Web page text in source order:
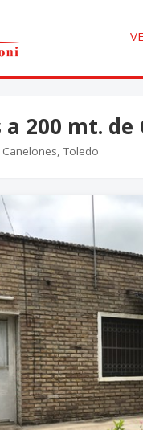
a 200 mt.
Canelones, Toledo